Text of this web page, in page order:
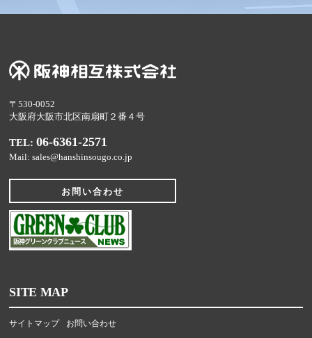
〒530-0052
大阪府大阪市北区南扇町２番４号
TEL:06-6361-2571
Mail: sales@hanshinsougo.co.jp
お問い合わせ
SITE MAP
サイトマップ お問い合わせ